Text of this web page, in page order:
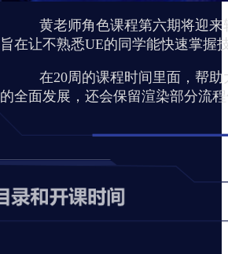
黄老师角色课程第六期将迎来转
旨在让不熟悉UE的同学能快速掌握
在20周的课程时间里面，帮助大
的全面发展，还会保留渲染部分流